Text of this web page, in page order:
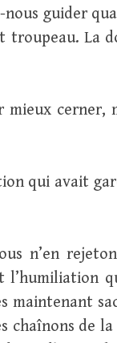
guider
troupeau. La
mieux cerner,
qui avait
n’en
maintenant
chaînons de